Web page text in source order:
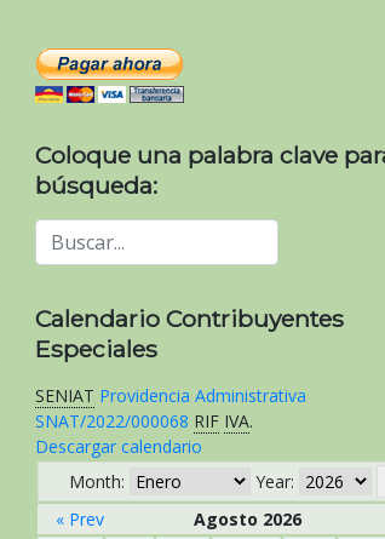
Coloque una palabra clave
búsqueda:
Calendario Contribuyentes
Especiales
SENIAT Providencia Administrativa
SNAT/2022/000068 RIF IVA.
Descargar calendario
Month:
Year:
« Prev
Agosto 2026